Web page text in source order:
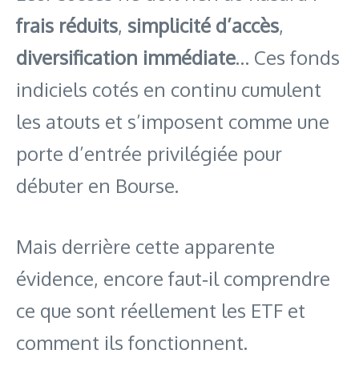
frais réduits, simplicité d’accès,
diversification immédiate… Ces fonds
indiciels cotés en continu cumulent
les atouts et s’imposent comme une
porte d’entrée privilégiée pour
débuter en Bourse.
Mais derrière cette apparente
évidence, encore faut‑il comprendre
ce que sont réellement les ETF et
comment ils fonctionnent.